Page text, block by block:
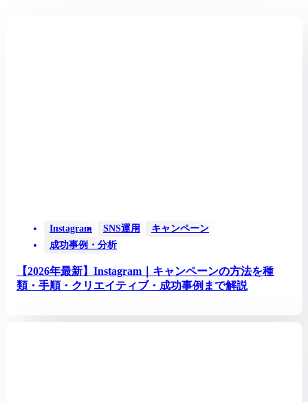
Instagram SNS運用
キャンペーン
成功事例・分析
【2026年最新】Instagram｜キャンペーンの方法を種
類・手順・クリエイティブ・成功事例まで解説